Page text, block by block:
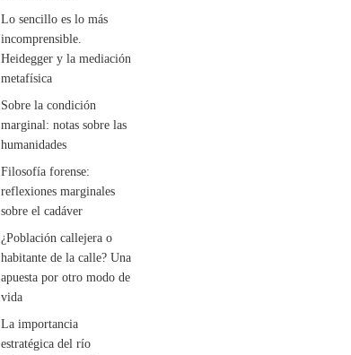
Lo sencillo es lo más
incomprensible.
Heidegger y la mediación
metafísica
Sobre la condición
marginal: notas sobre las
humanidades
Filosofía forense:
reflexiones marginales
sobre el cadáver
¿Población callejera o
habitante de la calle? Una
apuesta por otro modo de
vida
La importancia
estratégica del río